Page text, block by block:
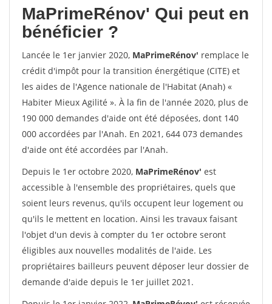
MaPrimeRénov' Qui peut en
bénéficier ?
Lancée le 1er janvier 2020, MaPrimeRénov' remplace le
crédit d'impôt pour la transition énergétique (CITE) et
les aides de l'Agence nationale de l'Habitat (Anah) «
Habiter Mieux Agilité ». À la fin de l'année 2020, plus de
190 000 demandes d'aide ont été déposées, dont 140
000 accordées par l'Anah. En 2021, 644 073 demandes
d'aide ont été accordées par l'Anah.
Depuis le 1er octobre 2020, MaPrimeRénov' est
accessible à l'ensemble des propriétaires, quels que
soient leurs revenus, qu'ils occupent leur logement ou
qu'ils le mettent en location. Ainsi les travaux faisant
l'objet d'un devis à compter du 1er octobre seront
éligibles aux nouvelles modalités de l'aide. Les
propriétaires bailleurs peuvent déposer leur dossier de
demande d'aide depuis le 1er juillet 2021.